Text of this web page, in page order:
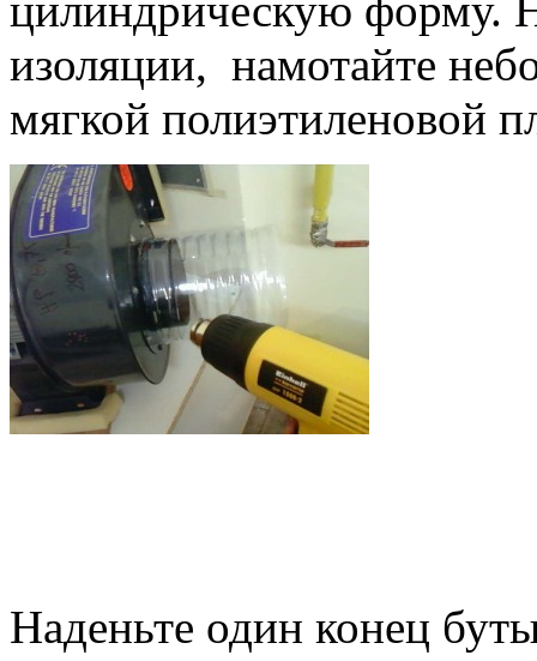
цилиндрическую форму.
изоляции, намотайте
мягкой полиэтиленовой
Наденьте один конец